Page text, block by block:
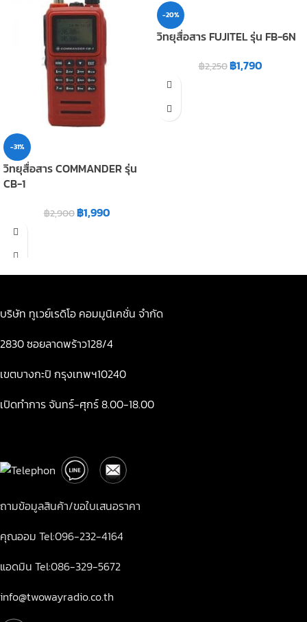
-31%
วิทยุสื่อสาร COMMANDER รุ่น
CB-1
฿2,900฿1,990
-20%
วิทยุสื่อสาร FUJITEL รุ่น FB-6N
฿2,250฿1,790
บริษัท ทูเวย์เรดิโอ คอมมูนิเคชั่น จำกัด
2830 ซอยลาดพร้าว128/4
เขตบางกะปิ กรุงเทพฯ10240
เปิดทำการ จันทร์-ศุกร์ 8.00-18.00
ถามข้อมูลสินค้า/ขอใบเสนอราคา
คุณออม Tel:096-232-4164
แอดมิน Tel:086-329-5672
info@twowayradio.co.th